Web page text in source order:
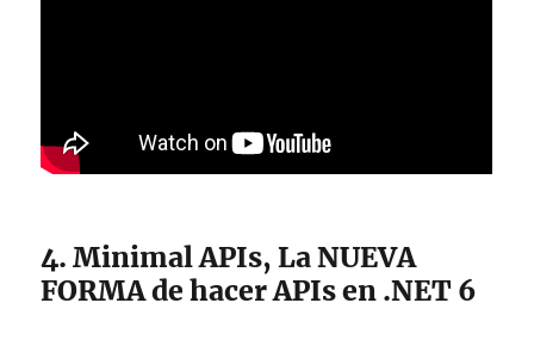
4. Minimal APIs, La NUEVA
FORMA de hacer APIs en .NET 6